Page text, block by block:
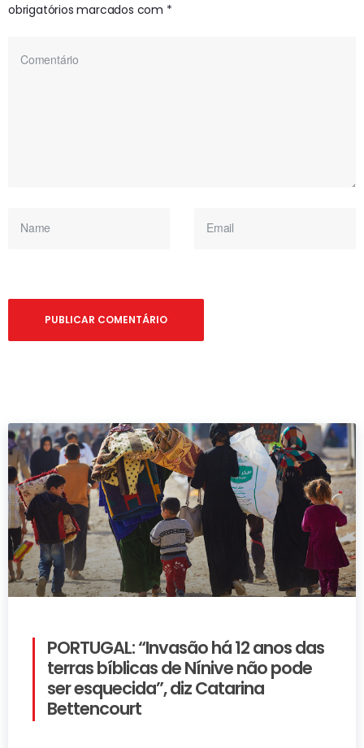
obrigatórios marcados com *
PORTUGAL: “Invasão há 12 anos das
terras bíblicas de Nínive não pode
ser esquecida”, diz Catarina
Bettencourt